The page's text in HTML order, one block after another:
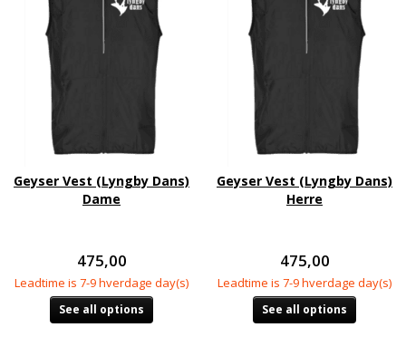
Geyser Vest (Lyngby Dans)
Dame
475,00
Leadtime is 7-9 hverdage day(s)
See all options
Geyser Vest (Lyngby Dans)
Herre
475,00
Leadtime is 7-9 hverdage day(s)
See all options